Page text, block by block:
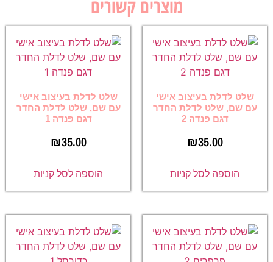
מוצרים קשורים
שלט לדלת בעיצוב אישי
עם שם, שלט לדלת החדר
דגם פנדה 2
₪35.00
הוספה לסל קניות
שלט לדלת בעיצוב אישי
עם שם, שלט לדלת החדר
דגם פנדה 1
₪35.00
הוספה לסל קניות